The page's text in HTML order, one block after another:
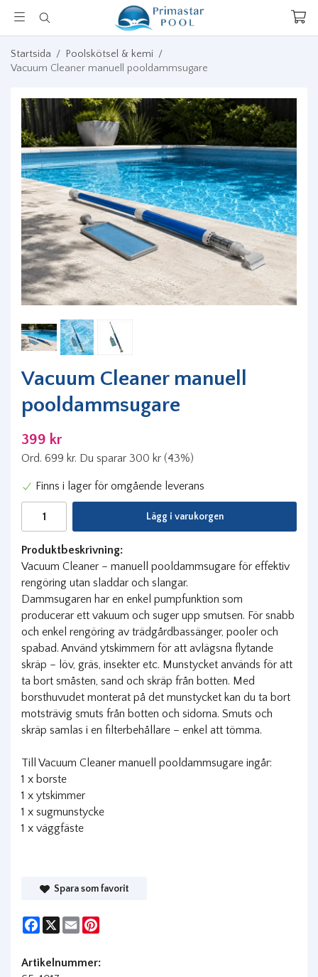
Startsida / Poolskötsel & kemi /
Vacuum Cleaner manuell pooldammsugare
Vacuum Cleaner manuell
pooldammsugare
399 kr
Ord. 699 kr. Du sparar 300 kr (43%)
Finns i lager för omgående leverans
Lägg i varukorgen
Produktbeskrivning:
Vacuum Cleaner – manuell pooldammsugare för effektiv
rengöring utan sladdar och slangar.
Dammsugaren har en enkel pumpfunktion som
producerar ett vakuum och suger upp smutsen. För snabb
och enkel rengöring av trädgårdbassänger, pooler och
spabad. Använd ytskimmern för att avlägsna flytande
skräp – löv, gräs, insekter etc. Munstycket används för att
ta bort småsten, sand och skräp från botten. Med
borsthuvudet monterat på det munstycket kan du ta bort
motsträvig smuts från botten och sidorna. Smuts och
skräp samlas i en filterbehållare – enkel att tömma.
Till Vacuum Cleaner manuell pooldammsugare ingår:
1 x borste
1 x ytskimmer
1 x sugmunstycke
1 x väggfäste
Spara som favorit
Facebook
X Email
Artikelnummer: